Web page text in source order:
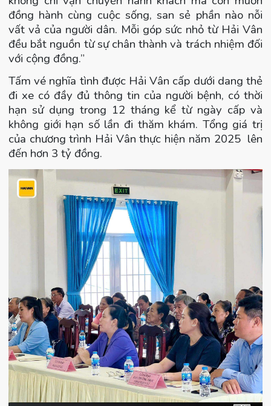
đồng hành cùng cuộc sống, san sẻ phần nào nỗi
vất vả của người dân. Mỗi góp sức nhỏ từ Hải Vân
đều bắt nguồn từ sự chân thành và trách nhiệm đối
với cộng đồng.”
Tấm vé nghĩa tình được Hải Vân cấp dưới dang thẻ
đi xe có đầy đủ thông tin của người bệnh, có thời
hạn sử dụng trong 12 tháng kể từ ngày cấp và
không giới hạn số lần đi thăm khám. Tổng giá trị
của chương trình Hải Vân thực hiện năm 2025 lên
đến hơn 3 tỷ đồng.